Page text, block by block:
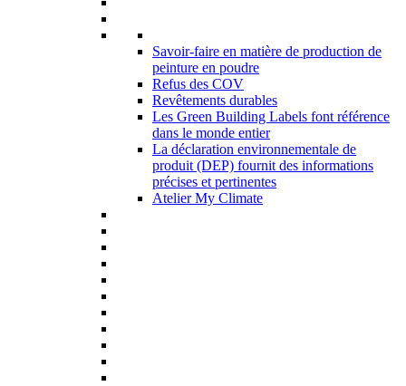
Savoir-faire en matière de production de
peinture en poudre
Refus des COV
Revêtements durables
Les Green Building Labels font référence
dans le monde entier
La déclaration environnementale de
produit (DEP) fournit des informations
précises et pertinentes
Atelier My Climate